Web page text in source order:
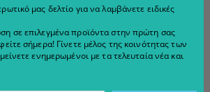
22 -
лв.
ΣΠΟΡ ΜΟΧΛΟΊ POLISPORT
KAWASAKI KX450 2019-22 -
ΜΑΥΡΟ
€117.60 230.01 лв.
μας δελτίο για να λαμβάνετε ειδικές
σε επιλεγμένα προϊόντα στην πρώτη σας
σήμερα! Γίνετε μέλος της κοινότητας των
ενημερωμένοι με τα τελευταία νέα και